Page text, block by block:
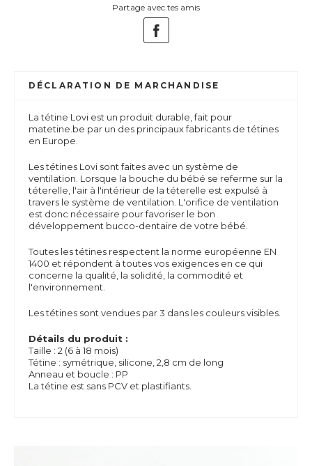
Partage avec tes amis
DÉCLARATION DE MARCHANDISE
La tétine Lovi est un produit durable, fait pour
matetine.be par un des principaux fabricants de tétines
en Europe.
Les tétines Lovi sont faites avec un système de
ventilation. Lorsque la bouche du bébé se referme sur la
téterelle, l'air à l'intérieur de la téterelle est expulsé à
travers le système de ventilation. L'orifice de ventilation
est donc nécessaire pour favoriser le bon
développement bucco-dentaire de votre bébé.
Toutes les tétines respectent la norme européenne EN
1400 et répondent à toutes vos exigences en ce qui
concerne la qualité, la solidité, la commodité et
l'environnement.
Les tétines sont vendues par 3 dans les couleurs visibles.
Détails du produit :
Taille : 2 (6 à 18 mois)
Tétine : symétrique, silicone, 2,8 cm de long
Anneau et boucle : PP
La tétine est sans PCV et plastifiants.